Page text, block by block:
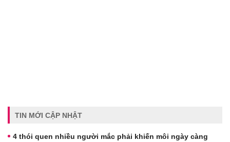
TIN MỚI CẬP NHẬT
4 thói quen nhiều người mắc phải khiến môi ngày càng